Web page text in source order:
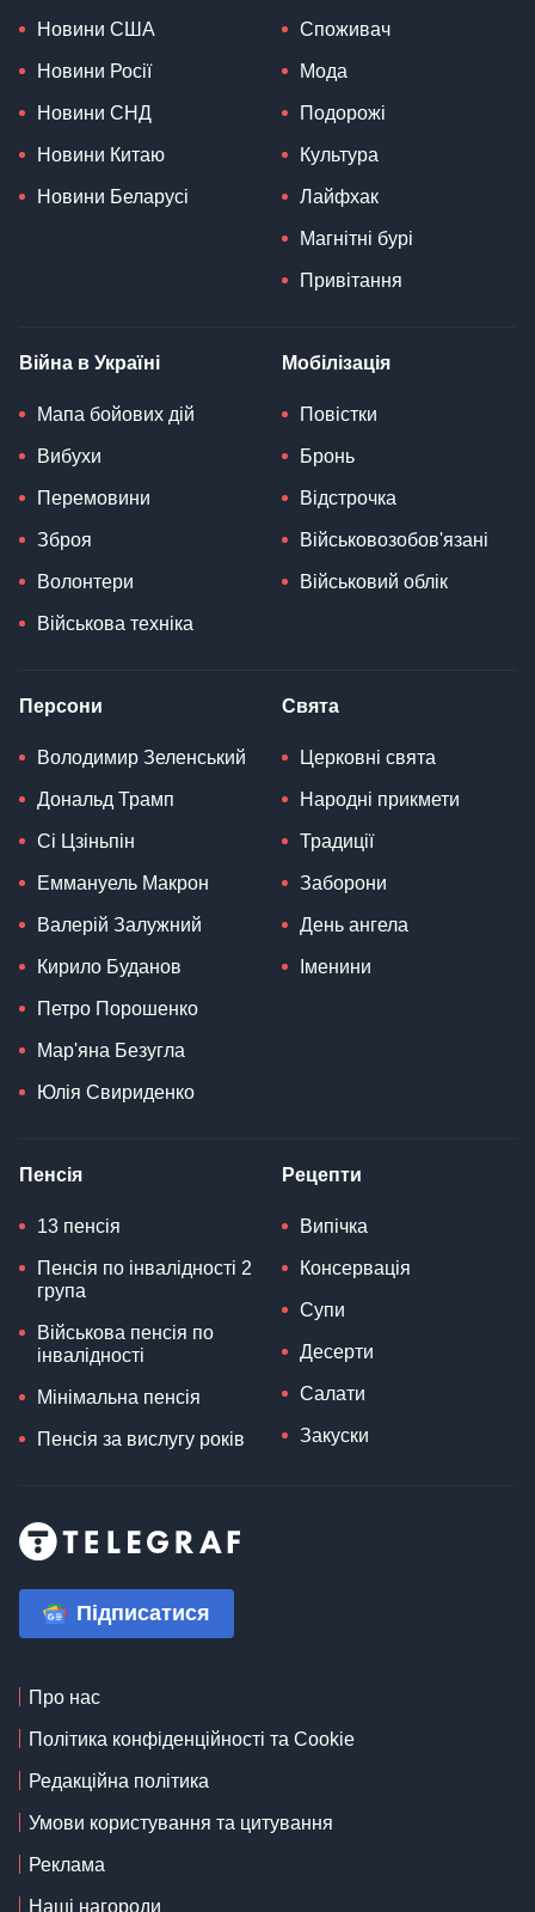
Новини США
Новини Росії
Новини СНД
Новини Китаю
Новини Беларусі
Споживач
Мода
Подорожі
Культура
Лайфхак
Магнітні бурі
Привітання
Війна в Україні
Мапа бойових дій
Вибухи
Перемовини
Зброя
Волонтери
Військова техніка
Мобілізація
Повістки
Бронь
Відстрочка
Військовозобов'язані
Військовий облік
Персони
Володимир Зеленський
Дональд Трамп
Сі Цзіньпін
Еммануель Макрон
Валерій Залужний
Кирило Буданов
Петро Порошенко
Мар'яна Безугла
Юлія Свириденко
Свята
Церковні свята
Народні прикмети
Традиції
Заборони
День ангела
Іменини
Пенсія
13 пенсія
Пенсія по інвалідності 2
група
Військова пенсія по
інвалідності
Мінімальна пенсія
Пенсія за вислугу років
Рецепти
Випічка
Консервація
Супи
Десерти
Салати
Закуски
Підписатися
Про нас
Політика конфіденційності та Cookie
Редакційна політика
Умови користування та цитування
Реклама
Наші нагороди